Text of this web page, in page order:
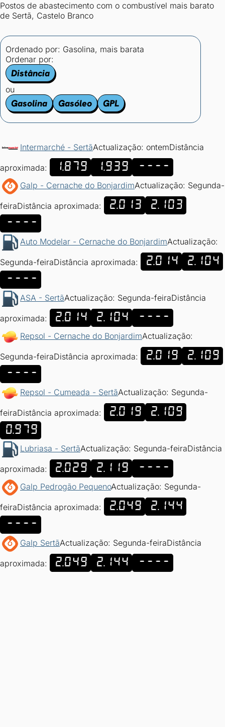
Postos de abastecimento com o combustível mais barato
de Sertã, Castelo Branco
Ordenado por: Gasolina, mais barata
Ordenar por:
Distância
ou
Gasolina Gasóleo GPL
Intermarché - SertãActualização: ontemDistância
aproximada: 1.879 1.939 ----
Galp - Cernache do BonjardimActualização: Segunda-
feiraDistância aproximada: 2.013
2.103
----
Auto Modelar - Cernache do BonjardimActualização:
Segunda-feiraDistância aproximada: 2.014
2.104
----
ASA - SertãActualização: Segunda-feiraDistância
aproximada: 2.014 2.104 ----
Repsol - Cernache do BonjardimActualização:
Segunda-feiraDistância aproximada: 2.019
2.109
----
Repsol - Cumeada - SertãActualização: Segunda-
feiraDistância aproximada: 2.019
2.109
0.979
Lubriasa - SertãActualização: Segunda-feiraDistância
aproximada: 2.029 2.119 ----
Galp Pedrogão PequenoActualização: Segunda-
feiraDistância aproximada: 2.049
2.144
----
Galp SertãActualização: Segunda-feiraDistância
aproximada: 2.049 2.144 ----